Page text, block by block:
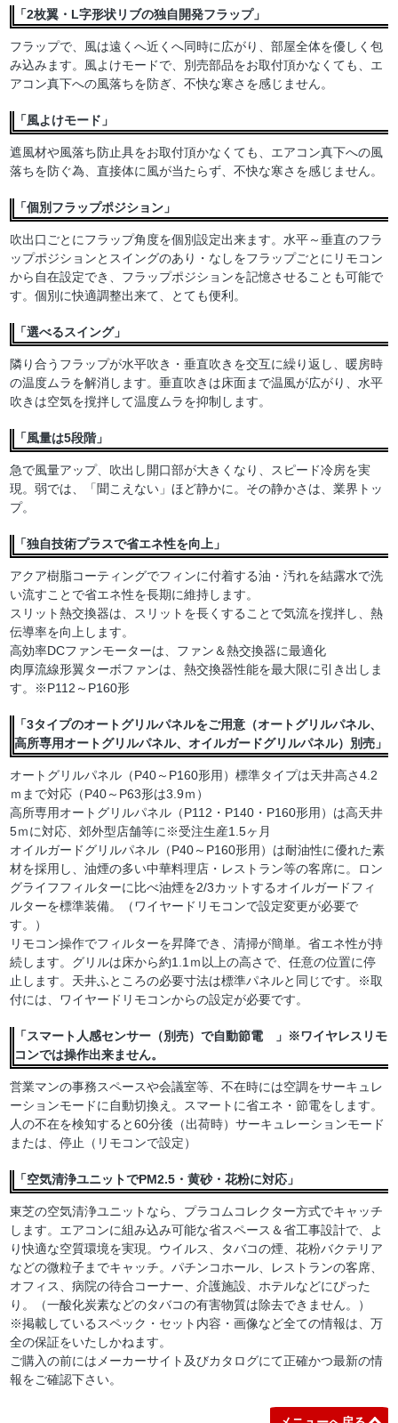
「2枚翼・L字形状リブの独自開発フラップ」
フラップで、風は遠くへ近くへ同時に広がり、部屋全体を優しく包
み込みます。風よけモードで、別売部品をお取付頂かなくても、エ
アコン真下への風落ちを防ぎ、不快な寒さを感じません。
「風よけモード」
遮風材や風落ち防止具をお取付頂かなくても、エアコン真下への風
落ちを防ぐ為、直接体に風が当たらず、不快な寒さを感じません。
「個別フラップポジション」
吹出口ごとにフラップ角度を個別設定出来ます。水平～垂直のフラ
ップポジションとスイングのあり・なしをフラップごとにリモコン
から自在設定でき、フラップポジションを記憶させることも可能で
す。個別に快適調整出来て、とても便利。
「選べるスイング」
隣り合うフラップが水平吹き・垂直吹きを交互に繰り返し、暖房時
の温度ムラを解消します。垂直吹きは床面まで温風が広がり、水平
吹きは空気を撹拌して温度ムラを抑制します。
「風量は5段階」
急で風量アップ、吹出し開口部が大きくなり、スピード冷房を実
現。弱では、「聞こえない」ほど静かに。その静かさは、業界トッ
プ。
「独自技術プラスで省エネ性を向上」
アクア樹脂コーティングでフィンに付着する油・汚れを結露水で洗
い流すことで省エネ性を長期に維持します。
スリット熱交換器は、スリットを長くすることで気流を撹拌し、熱
伝導率を向上します。
高効率DCファンモーターは、ファン＆熱交換器に最適化
肉厚流線形翼ターボファンは、熱交換器性能を最大限に引き出しま
す。※P112～P160形
「3タイプのオートグリルパネルをご用意（オートグリルパネル、
高所専用オートグリルパネル、オイルガードグリルパネル）別売」
オートグリルパネル（P40～P160形用）標準タイプは天井高さ4.2
ｍまで対応（P40～P63形は3.9ｍ）
高所専用オートグリルパネル（P112・P140・P160形用）は高天井
5ｍに対応、郊外型店舗等に※受注生産1.5ヶ月
オイルガードグリルパネル（P40～P160形用）は耐油性に優れた素
材を採用し、油煙の多い中華料理店・レストラン等の客席に。ロン
グライフフィルターに比べ油煙を2/3カットするオイルガードフィ
ルターを標準装備。（ワイヤードリモコンで設定変更が必要で
す。）
リモコン操作でフィルターを昇降でき、清掃が簡単。省エネ性が持
続します。グリルは床から約1.1ｍ以上の高さで、任意の位置に停
止します。天井ふところの必要寸法は標準パネルと同じです。※取
付には、ワイヤードリモコンからの設定が必要です。
「スマート人感センサー（別売）で自動節電 」※ワイヤレスリモ
コンでは操作出来ません。
営業マンの事務スペースや会議室等、不在時には空調をサーキュレ
ーションモードに自動切換え。スマートに省エネ・節電をします。
人の不在を検知すると60分後（出荷時）サーキュレーションモード
または、停止（リモコンで設定）
「空気清浄ユニットでPM2.5・黄砂・花粉に対応」
東芝の空気清浄ユニットなら、プラコムコレクター方式でキャッチ
します。エアコンに組み込み可能な省スペース＆省工事設計で、よ
り快適な空質環境を実現。ウイルス、タバコの煙、花粉バクテリア
などの微粒子までキャッチ。パチンコホール、レストランの客席、
オフィス、病院の待合コーナー、介護施設、ホテルなどにぴった
り。（一酸化炭素などのタバコの有害物質は除去できません。）
※掲載しているスペック・セット内容・画像など全ての情報は、万
全の保証をいたしかねます。
ご購入の前にはメーカーサイト及びカタログにて正確かつ最新の情
報をご確認下さい。